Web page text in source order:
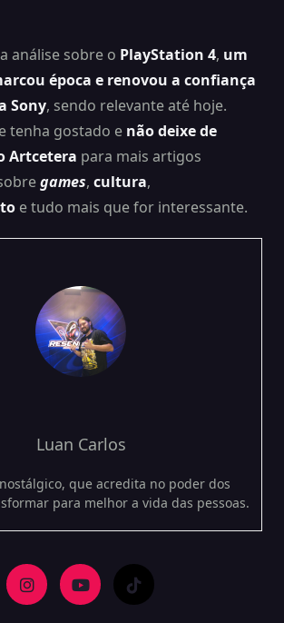
análise sobre o PlayStation 4, um
época e renovou a confiança
Sony, sendo relevante até hoje.
tenha gostado e não deixe de
Artcetera para mais artigos
games, cultura,
e tudo mais que for interessante.
Luan Carlos
que acredita no poder dos
para melhor a vida das pessoas.